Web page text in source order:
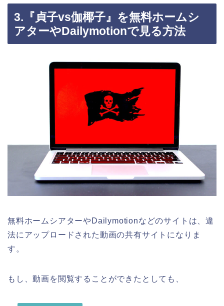
3.『貞子vs伽椰子』を無料ホームシ
アターやDailymotionで見る方法
無料ホームシアターやDailymotionなどのサイトは、違
法にアップロードされた動画の共有サイトになりま
す。
もし、動画を閲覧することができたとしても、